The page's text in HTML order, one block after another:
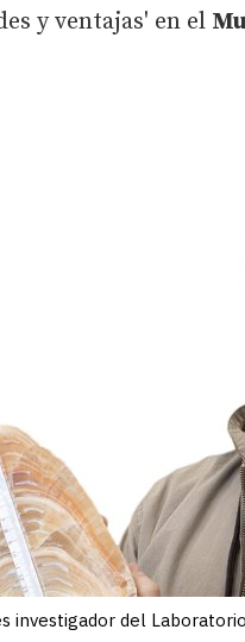
y ventajas' en el
investigador del